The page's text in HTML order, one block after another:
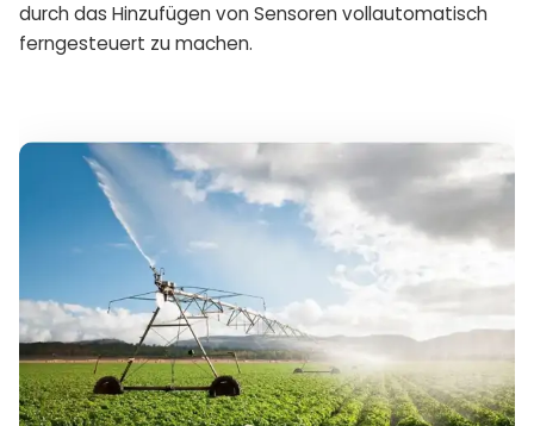
durch das Hinzufügen von Sensoren vollautomatisch
ferngesteuert zu machen.